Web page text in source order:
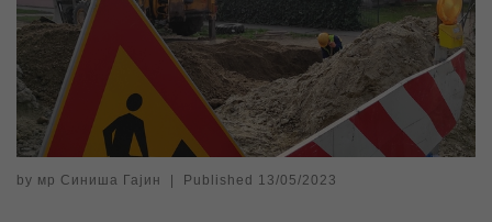
by мр Синиша Гајин Published 13/05/2023